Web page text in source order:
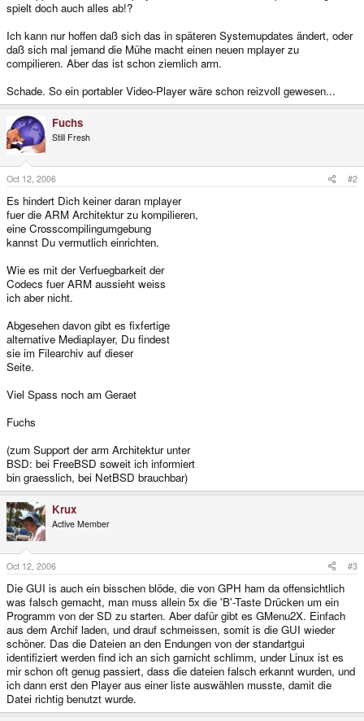
spielt doch auch alles ab!?
Ich kann nur hoffen daß sich das in späteren Systemupdates ändert, oder
daß sich mal jemand die Mühe macht einen neuen mplayer zu
compilieren. Aber das ist schon ziemlich arm.
Schade. So ein portabler Video-Player wäre schon reizvoll gewesen...
Fuchs
Still Fresh
Oct 12, 2006 #2
Es hindert Dich keiner daran mplayer
fuer die ARM Architektur zu kompilieren,
eine Crosscompilingumgebung
kannst Du vermutlich einrichten.
Wie es mit der Verfuegbarkeit der
Codecs fuer ARM aussieht weiss
ich aber nicht.
Abgesehen davon gibt es fixfertige
alternative Mediaplayer, Du findest
sie im Filearchiv auf dieser
Seite.
Viel Spass noch am Geraet
Fuchs
(zum Support der arm Architektur unter
BSD: bei FreeBSD soweit ich informiert
bin graesslich, bei NetBSD brauchbar)
Krux
Active Member
Oct 12, 2006 #3
Die GUI is auch ein bisschen blöde, die von GPH ham da offensichtlich
was falsch gemacht, man muss allein 5x die 'B'-Taste Drücken um ein
Programm von der SD zu starten. Aber dafür gibt es GMenu2X. Einfach
aus dem Archif laden, und drauf schmeissen, somit is die GUI wieder
schöner. Das die Dateien an den Endungen von der standartgui
identifiziert werden find ich an sich garnicht schlimm, under Linux ist es
mir schon oft genug passiert, dass die dateien falsch erkannt wurden, und
ich dann erst den Player aus einer liste auswählen musste, damit die
Datei richtig benutzt wurde.